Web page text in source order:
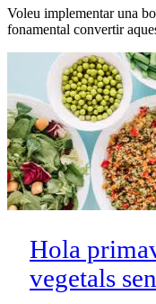
Voleu implementar una
fonamental convertir
Hola
vegetals